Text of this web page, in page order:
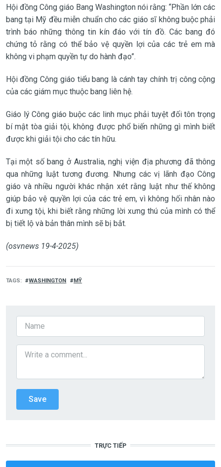
Hội đồng Công giáo Bang Washington nói rằng: “Phần lớn các
bang tại Mỹ đều miễn chuẩn cho các giáo sĩ không buộc phải
trình báo những thông tin kín đáo với tín đồ. Các bang đó
chứng tỏ rằng có thể bảo vệ quyền lợi của các trẻ em mà
không vi phạm quyền tự do hành đạo”.
Hội đồng Công giáo tiểu bang là cánh tay chính trị công cộng
của các giám mục thuộc bang liên hệ.
Giáo lý Công giáo buộc các linh mục phải tuyệt đối tôn trọng
bí mật tòa giải tội, không được phổ biến những gì mình biết
được khi giải tội cho các tín hữu.
Tại một số bang ở Australia, nghị viện địa phương đã thông
qua những luật tương đương. Nhưng các vị lãnh đạo Công
giáo và nhiều người khác nhận xét rằng luật như thế không
giúp bảo vệ quyền lợi của các trẻ em, vì không hối nhân nào
đi xưng tội, khi biết rằng những lời xưng thú của mình có thể
bị tiết lộ và bản thân mình sẽ bị bắt.
(osvnews 19-4-2025)
TAGS WASHINGTON MỸ
TRỰC TIẾP